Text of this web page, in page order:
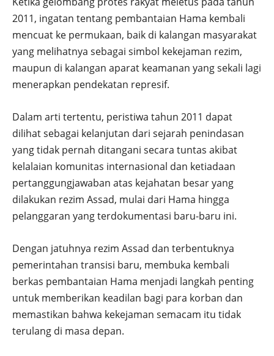
2011, ingatan tentang pembantaian Hama kembali
mencuat ke permukaan, baik di kalangan masyarakat
yang melihatnya sebagai simbol kekejaman rezim,
maupun di kalangan aparat keamanan yang sekali lagi
menerapkan pendekatan represif.
Dalam arti tertentu, peristiwa tahun 2011 dapat
dilihat sebagai kelanjutan dari sejarah penindasan
yang tidak pernah ditangani secara tuntas akibat
kelalaian komunitas internasional dan ketiadaan
pertanggungjawaban atas kejahatan besar yang
dilakukan rezim Assad, mulai dari Hama hingga
pelanggaran yang terdokumentasi baru-baru ini.
Dengan jatuhnya rezim Assad dan terbentuknya
pemerintahan transisi baru, membuka kembali
berkas pembantaian Hama menjadi langkah penting
untuk memberikan keadilan bagi para korban dan
memastikan bahwa kekejaman semacam itu tidak
terulang di masa depan.